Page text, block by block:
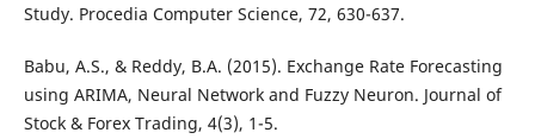
Study. Procedia Computer Science, 72, 630-637.
Babu, A.S., & Reddy, B.A. (2015). Exchange Rate Forecasting
using ARIMA, Neural Network and Fuzzy Neuron. Journal of
Stock & Forex Trading, 4(3), 1-5.